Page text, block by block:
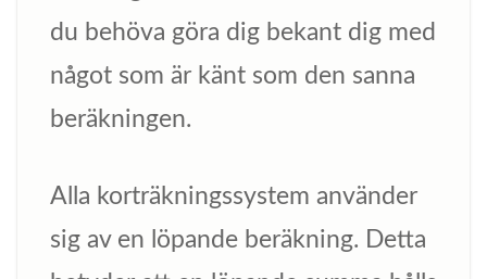
du behöva göra dig bekant dig med
något som är känt som den sanna
beräkningen.
Alla korträkningssystem använder
sig av en löpande beräkning. Detta